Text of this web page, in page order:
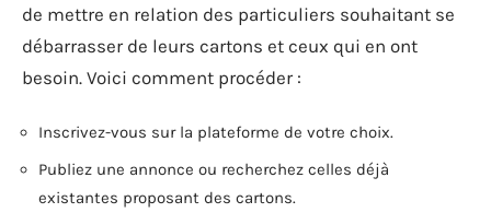
de mettre en relation des particuliers souhaitant se
débarrasser de leurs cartons et ceux qui en ont
besoin. Voici comment procéder :
Inscrivez-vous sur la plateforme de votre choix.
Publiez une annonce ou recherchez celles déjà
existantes proposant des cartons.